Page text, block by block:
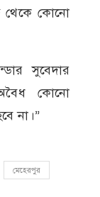
থেকে কোনো
সুবেদার
কোনো
না।”
মেহেরপুর